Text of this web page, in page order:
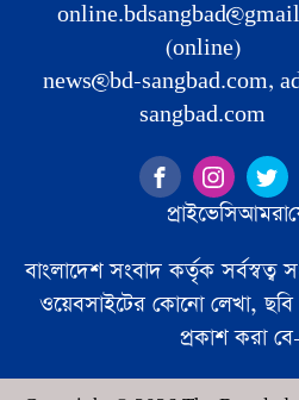
(online)
news@bd-sangbad.com,
sangbad.com
প্রাইভেসিআমরা
বাংলাদেশ সংবাদ কর্তৃক
ওয়েবসাইটের কোনো লেখা,
প্রকাশ করা